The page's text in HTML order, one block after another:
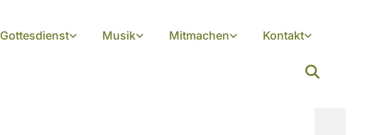
Gottesdienst Musik Mitmachen Kontakt